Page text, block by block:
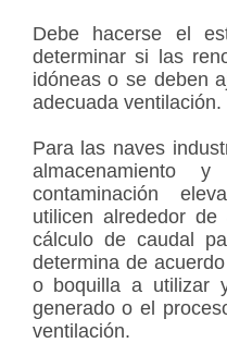
Debe hacerse el
determinar si las
idóneas o se deben
adecuada ventilación.
Para las naves
contaminación
utilicen alrededor
cálculo de caudal
determina de
o boquilla a utilizar
generado o el
ventilación.